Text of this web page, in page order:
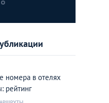
номера в отелях
рейтинг